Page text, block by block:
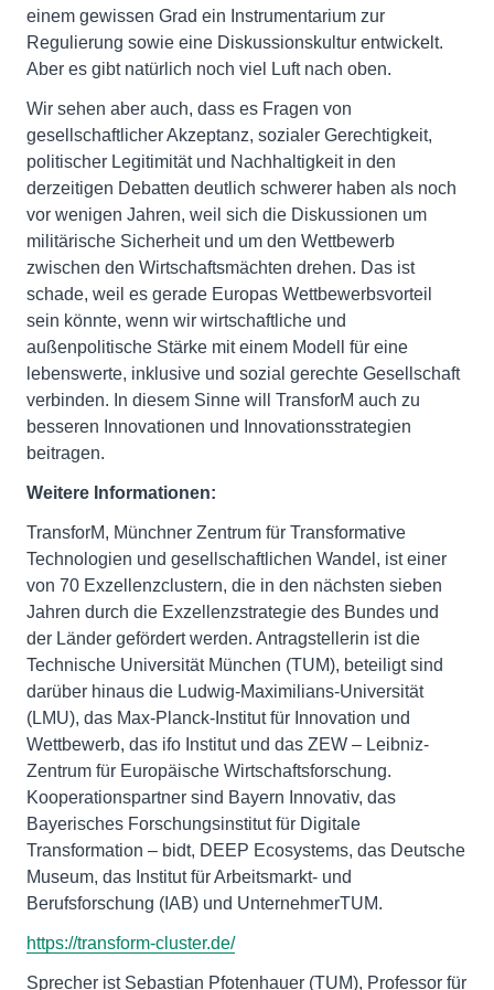
einem gewissen Grad ein Instrumentarium zur
Regulierung sowie eine Diskussionskultur entwickelt.
Aber es gibt natürlich noch viel Luft nach oben.
Wir sehen aber auch, dass es Fragen von
gesellschaftlicher Akzeptanz, sozialer Gerechtigkeit,
politischer Legitimität und Nachhaltigkeit in den
derzeitigen Debatten deutlich schwerer haben als noch
vor wenigen Jahren, weil sich die Diskussionen um
militärische Sicherheit und um den Wettbewerb
zwischen den Wirtschaftsmächten drehen. Das ist
schade, weil es gerade Europas Wettbewerbsvorteil
sein könnte, wenn wir wirtschaftliche und
außenpolitische Stärke mit einem Modell für eine
lebenswerte, inklusive und sozial gerechte Gesellschaft
verbinden. In diesem Sinne will TransforM auch zu
besseren Innovationen und Innovationsstrategien
beitragen.
Weitere Informationen:
TransforM, Münchner Zentrum für Transformative
Technologien und gesellschaftlichen Wandel, ist einer
von 70 Exzellenzclustern, die in den nächsten sieben
Jahren durch die Exzellenzstrategie des Bundes und
der Länder gefördert werden. Antragstellerin ist die
Technische Universität München (TUM), beteiligt sind
darüber hinaus die Ludwig-Maximilians-Universität
(LMU), das Max-Planck-Institut für Innovation und
Wettbewerb, das ifo Institut und das ZEW – Leibniz-
Zentrum für Europäische Wirtschaftsforschung.
Kooperationspartner sind Bayern Innovativ, das
Bayerisches Forschungsinstitut für Digitale
Transformation – bidt, DEEP Ecosystems, das Deutsche
Museum, das Institut für Arbeitsmarkt- und
Berufsforschung (IAB) und UnternehmerTUM.
https://transform-cluster.de/
Sprecher ist Sebastian Pfotenhauer (TUM), Professor für